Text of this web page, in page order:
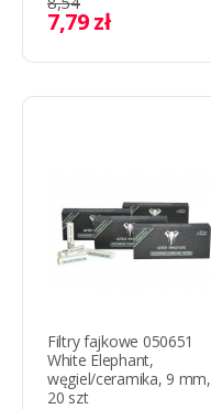
7,79 zł
Filtry fajkowe 050651
White Elephant,
węgiel/ceramika, 9 mm,
20 szt